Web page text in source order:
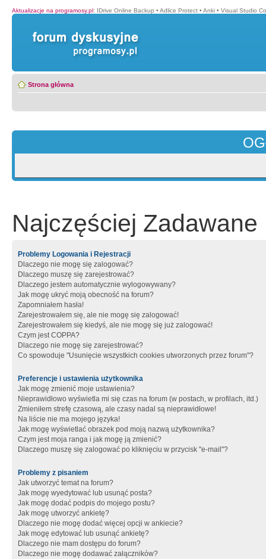
Aktualizacje na programosy.pl: IDrive Online Backup • Adlice Protect • Anki • Visual Studio
Strona główna
Najczęściej Zadawane
Problemy Logowania i Rejestracji
Dlaczego nie mogę się zalogować?
Dlaczego muszę się zarejestrować?
Dlaczego jestem automatycznie wylogowywany?
Jak mogę ukryć moją obecność na forum?
Zapomniałem hasła!
Zarejestrowałem się, ale nie mogę się zalogować!
Zarejestrowałem się kiedyś, ale nie mogę się już zalogować!
Czym jest COPPA?
Dlaczego nie mogę się zarejestrować?
Co spowoduje "Usunięcie wszystkich cookies utworzonych przez forum"?
Preferencje i ustawienia użytkownika
Jak mogę zmienić moje ustawienia?
Nieprawidłowo wyświetla mi się czas na forum (w postach, w profilach, itd.)
Zmieniłem strefę czasową, ale czasy nadal są nieprawidłowe!
Na liście nie ma mojego języka!
Jak mogę wyświetlać obrazek pod moją nazwą użytkownika?
Czym jest moja ranga i jak mogę ją zmienić?
Dlaczego muszę się zalogować po kliknięciu w przycisk "e-mail"?
Problemy z pisaniem
Jak utworzyć temat na forum?
Jak mogę wyedytować lub usunąć posta?
Jak mogę dodać podpis do mojego postu?
Jak mogę utworzyć ankietę?
Dlaczego nie mogę dodać więcej opcji w ankiecie?
Jak mogę edytować lub usunąć ankietę?
Dlaczego nie mam dostępu do forum?
Dlaczego nie mogę dodawać załączników?